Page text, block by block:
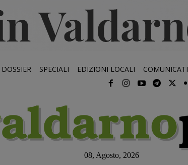
DOSSIER SPECIALI EDIZIONI LOCALI
08, Agosto, 2026